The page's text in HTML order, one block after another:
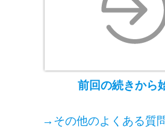
前回の続きから
→その他のよくある質